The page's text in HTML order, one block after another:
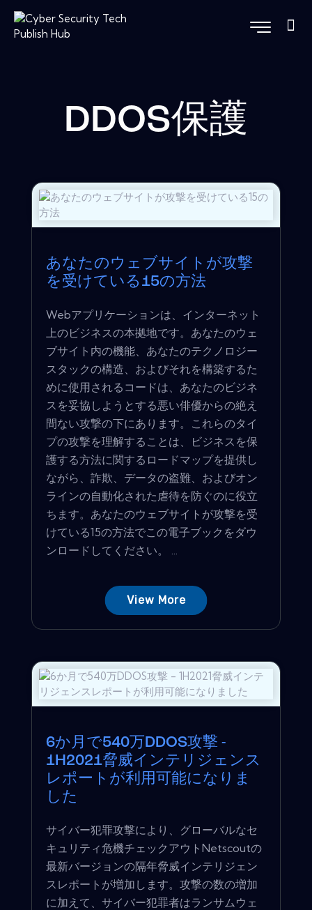
DDOS保護
あなたのウェブサイトが攻撃
を受けている15の方法
Webアプリケーションは、インターネット
上のビジネスの本拠地です。あなたのウェ
ブサイト内の機能、あなたのテクノロジー
スタックの構造、およびそれを構築するた
めに使用されるコードは、あなたのビジネ
スを妥協しようとする悪い俳優からの絶え
間ない攻撃の下にあります。これらのタイ
プの攻撃を理解することは、ビジネスを保
護する方法に関するロードマップを提供し
ながら、詐欺、データの盗難、およびオン
ラインの自動化された虐待を防ぐのに役立
ちます。あなたのウェブサイトが攻撃を受
けている15の方法でこの電子ブックをダウ
ンロードしてください。 ...
View More
6か月で540万DDOS攻撃 -
1H2021脅威インテリジェンス
レポートが利用可能になりま
した
サイバー犯罪攻撃により、グローバルなセ
キュリティ危機チェックアウトNetscoutの
最新バージョンの隔年脅威インテリジェン
スレポートが増加します。攻撃の数の増加
に加えて、サイバー犯罪者はランサムウェ